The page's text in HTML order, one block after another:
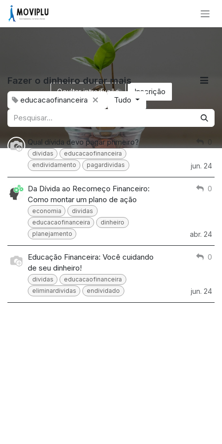
Pular para o conteúdo
Ocultar introdução Inscrição
Fazer o dinheiro durar mais
educacaofinanceira Tudo
Qual dívida devo pagar primeiro?
dividas
educacaofinanceira
endividamento
pagardividas
0
jun. 24
Da Dívida ao Recomeço Financeiro:
Como montar um plano de ação
economia
dividas
educacaofinanceira
dinheiro
planejamento
0
abr. 24
Educação Financeira: Você cuidando
de seu dinheiro!
dividas
educacaofinanceira
eliminardividas
endividado
0
jun. 24